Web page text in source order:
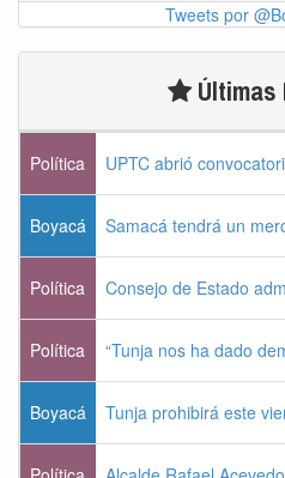
Tweets por
Últimas
Política UPTC abrió
Boyacá Samacá tendrá un
Política Consejo de Estado
Política “Tunja nos ha dado
Boyacá Tunja prohibirá este